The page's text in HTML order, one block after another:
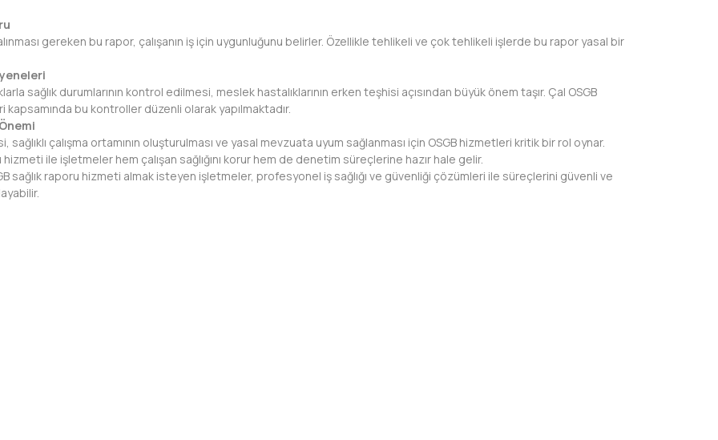
gereken bu rapor, çalışanın iş için uygunluğunu belirler. Özellikle tehlikeli ve çok tehlikeli işlerde bu rapor yasal bir
sağlık durumlarının kontrol edilmesi, meslek hastalıklarının erken teşhisi açısından büyük önem taşır. Çal OSGB
kapsamında bu kontroller düzenli olarak yapılmaktadır.
sağlıklı çalışma ortamının oluşturulması ve yasal mevzuata uyum sağlanması için OSGB hizmetleri kritik bir rol oynar.
hizmeti ile işletmeler hem çalışan sağlığını korur hem de denetim süreçlerine hazır hale gelir.
sağlık raporu hizmeti almak isteyen işletmeler, profesyonel iş sağlığı ve güvenliği çözümleri ile süreçlerini güvenli ve